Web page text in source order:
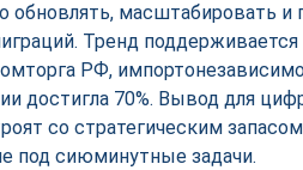
масштабировать и
Тренд поддерживается
РФ,
достигла 70%. Вывод для
со стратегическим
под сиюминутные задачи.